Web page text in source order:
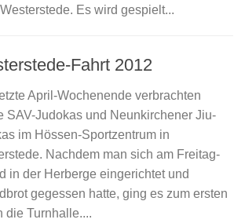
Es wird gespielt...
Fahrt 2012
April-Wochenende verbrachten
SAV-Judokas und Neunkirchener Jiu-
im Hössen-Sportzentrum in
Nachdem man sich am Freitag-
in der Herberge eingerichtet und
gegessen hatte, ging es zum ersten
die Turnhalle....